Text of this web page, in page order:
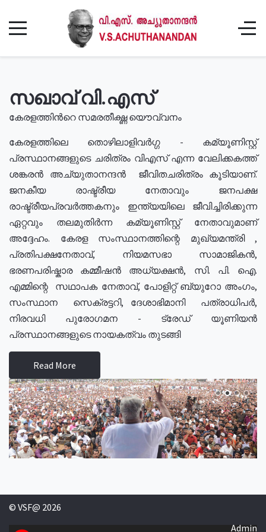
സഖാവ് വി.എസ്
കേരളത്തിൻറെ സമരതീക്ഷ്ണ യൌവ്വനം
കേരളത്തിലെ തൊഴിലാളിവർഗ്ഗ - കമ്യൂണിസ്റ്റ്
പ്രസ്ഥാനങ്ങളുടെ ചരിത്രം വിഎസ് എന്ന വേലിക്കകത്ത്
ശങ്കരൻ അച്യുതാനന്ദൻ ജീവിതചരിത്രം കൂടിയാണ്.
ജനകീയ രാഷ്ട്രീയ നേതാവും ജനപക്ഷ
രാഷ്ട്രീയപ്രവർത്തകനും ഇന്ത്യയിലെ ജീവിച്ചിരിക്കുന്ന
ഏറ്റവും തലമുതിർന്ന കമ്യൂണിസ്റ്റ് നേതാവുമാണ്
അദ്ദേഹം. കേരള സംസ്ഥാനത്തിന്റെ മുഖ്യമന്ത്രി ,
പ്രതിപക്ഷനേതാവ്, നിയമസഭാ സാമാജികൻ,
ഭരണപരിഷ്കാര കമ്മീഷൻ അധ്യക്ഷൻ, സി. പി. ഐ.
എമ്മിന്റെ സഥാപക നേതാവ്, പോളിറ്റ് ബ്യുറോ അംഗം,
സംസ്ഥാന സെക്രട്ടറി, ദേശാഭിമാനി പത്രാധിപർ,
നിരവധി പുരോഗമന - ട്രേഡ് യൂണിയൻ
പ്രസ്ഥാനങ്ങളുടെ നായകത്വം തുടങ്ങി
Read More
© VSF@ 2026
Admin